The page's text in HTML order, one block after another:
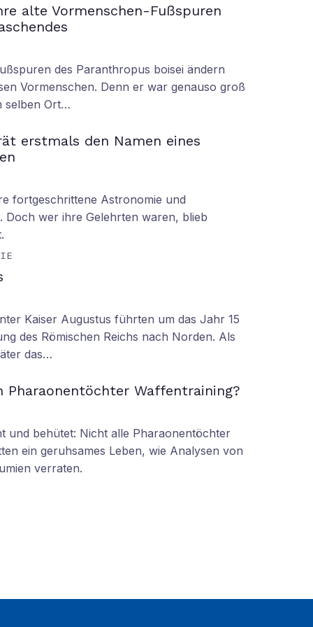
alte Vormenschen-Fußspuren
des Paranthropus boisei ändern
Vormenschen. Denn er war genauso groß
selben Ort…
erstmals den Namen eines
fortgeschrittene Astronomie und
Doch wer ihre Gelehrten waren, blieb
Kaiser Augustus führten um das Jahr 15
des Römischen Reichs nach Norden. Als
das…
Pharaonentöchter Waffentraining?
und behütet: Nicht alle Pharaonentöchter
ein geruhsames Leben, wie Analysen von
verraten.